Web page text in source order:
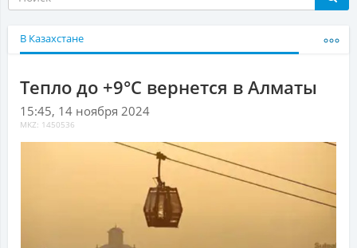
В Казахстане
Тепло до +9°С вернется в Алматы
15:45, 14 ноября 2024
MKZ: 1450536